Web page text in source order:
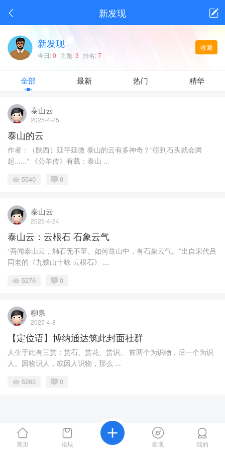
新发现
收藏
新发现
今日:0 主题:3 排名:7
全部 最新 热门 精华
泰山云
2025-4-25
泰山的云
作者：（陕西）延平延微 泰山的云有多神奇？“碰到石头就会腾
起......“ 《公羊传》有载：泰山 ...
5540 0
泰山云
2025-4-24
泰山云：云根石 石象云气
“吾闻泰山云，触石无不至。如何兹山中，有石象云气。”出自宋代吕
同老的《九锁山十咏·云根石》 ...
5276 0
柳泉
2025-4-8
【定位语】博纳通达筑此封面社群
人生于此有三赏：赏石、赏花、赏识。 前两个为识物，后一个为识
人。因物识人，或因人识物，那么 ...
5263 0
首页 论坛 发现 我的